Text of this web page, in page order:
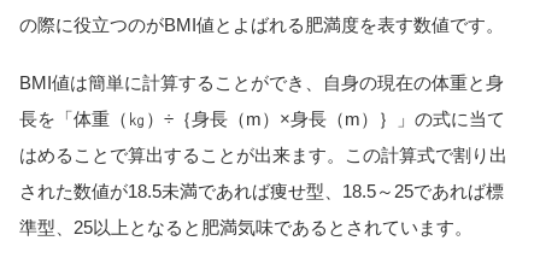
の際に役立つのがBMI値とよばれる肥満度を表す数値です。
BMI値は簡単に計算することができ、自身の現在の体重と身
長を「体重（㎏）÷｛身長（m）×身長（m）｝」の式に当て
はめることで算出することが出来ます。この計算式で割り出
された数値が18.5未満であれば痩せ型、18.5～25であれば標
準型、25以上となると肥満気味であるとされています。